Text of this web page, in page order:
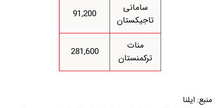
سامانی
تاجیکستان
91,200
منات
ترکمنستان
281,600
منبع: ایلنا